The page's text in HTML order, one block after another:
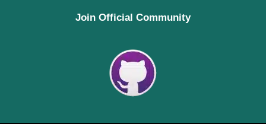
Join Official Community